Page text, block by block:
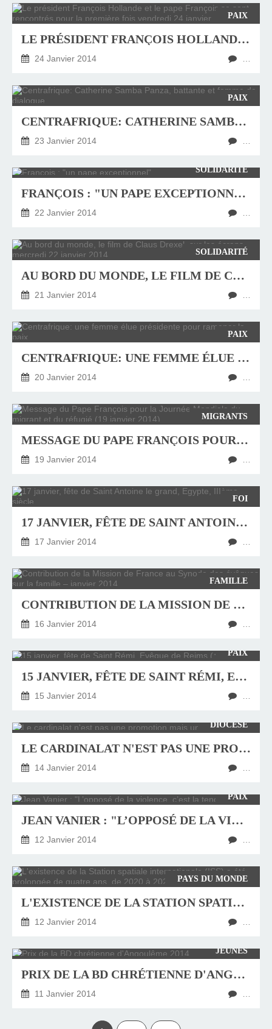
PAIX
LE PRÉSIDENT FRANÇOIS HOLLANDE ET LE PAPE FRANÇOIS SE SONT RENCONTRÉS POUR LA PREMIÈRE FOIS VENDREDI 24 JANVIER
24 Janvier 2014
PAIX
CENTRAFRIQUE: CATHERINE SAMBA PANZA, BATTANTE ET FEMME DE DIALOGUE
23 Janvier 2014
SOLIDARITÉ
FRANÇOIS : "UN PAPE EXCEPTIONNEL"
22 Janvier 2014
SOLIDARITÉ
AU BORD DU MONDE, LE FILM DE CLAUS DREXEL, SUR LES ÉCRANS MERCREDI 22 JANVIER 2014
21 Janvier 2014
PAIX
CENTRAFRIQUE: UNE FEMME ÉLUE PRÉSIDENTE POUR RAMENER LA PAIX
20 Janvier 2014
MIGRANTS
MESSAGE DU PAPE FRANÇOIS POUR LA JOURNÉE MONDIALE DU MIGRANT ET DU RÉFUGIÉ (19 JANVIER 2014)
19 Janvier 2014
FOI
17 JANVIER, FÊTE DE SAINT ANTOINE LE GRAND, EGYPTE, IIIÈME SIÈCLE
17 Janvier 2014
FAMILLE
CONTRIBUTION DE LA MISSION DE FRANCE AU SYNODE DES ÉVÊQUES SUR LA FAMILLE – JANVIER 2014
16 Janvier 2014
PAIX
15 JANVIER, FÊTE DE SAINT RÉMI, EVÊQUE DE REIMS (✝ 530)
15 Janvier 2014
DIOCÈSE
LE CARDINALAT N'EST PAS UNE PROMOTION MAIS UN SERVICE
14 Janvier 2014
PAIX
JEAN VANIER : "L’OPPOSÉ DE LA VIOLENCE, C’EST LA TENDRESSE"
12 Janvier 2014
PAYS DU MONDE
L'EXISTENCE DE LA STATION SPATIALE INTERNATIONALE (ISS) A ÉTÉ PROLONGÉE DE QUATRE ANS, DE 2020 À 2024
12 Janvier 2014
JEUNES
PRIX DE LA BD CHRÉTIENNE D'ANGOULÊME 2014
11 Janvier 2014